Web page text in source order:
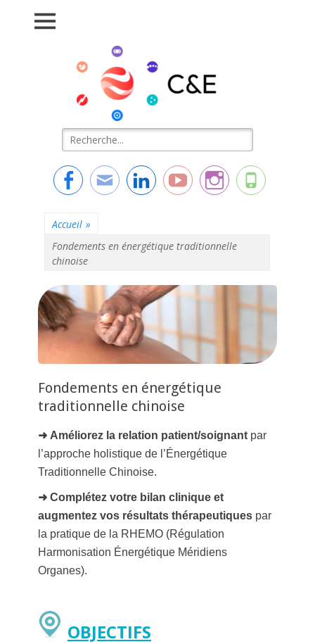
Evolution
L'essentiel de la formation
Rechercher :
Facebook
AdresseLinkedinYouTube
Instagram
Tél
Accueil »
Fondements en énergétique traditionnelle
chinoise
Fondements en énergétique
traditionnelle chinoise
➜ Améliorez la relation patient/soignant par
l’approche holistique de l’Énergétique
Traditionnelle Chinoise.
➜ Complétez votre bilan clinique et
augmentez vos résultats thérapeutiques par
la pratique de la RHEMO (Régulation
Harmonisation Énergétique Méridiens
Organes).
OBJECTIFS